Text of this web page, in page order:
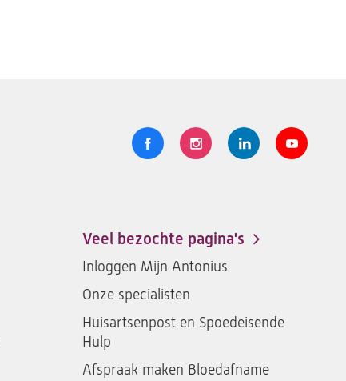
Volg
Logo
santeon
ziekenhuis
op
Facebook
Logo
santeon
ziekenhuis
Instagram
Logo
santeon
LinkedIn
Logo
Veel bezochte pagina's
Inloggen Mijn Antonius
Onze specialisten
Huisartsenpost en Spoedeisende
Hulp
Afspraak maken Bloedafname